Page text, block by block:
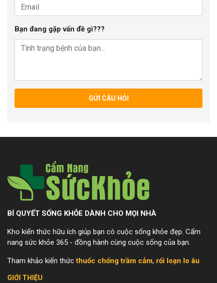
Bạn đang gặp vấn đề gì???
GỬI CÂU HỎI
BÍ QUYẾT SỐNG KHỎE DÀNH CHO MỌI NHÀ
Kho kiến thức hữu ích giúp bạn có cuộc sống khỏe đẹp. Cẩm
nang sức khỏe 365 - đồng hành cùng cuộc sống của bạn.
Tham khảo kiến thứcthuốc chống trầm cảm, rối loạn lo âu
GIỚI THIỆU